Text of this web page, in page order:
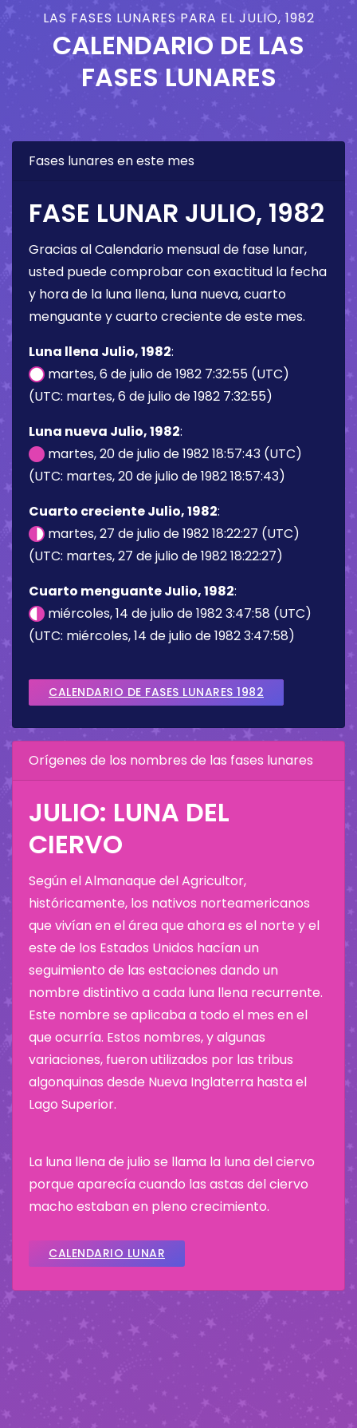
LAS FASES LUNARES PARA EL JULIO, 1982
CALENDARIO DE LAS
FASES LUNARES
Fases lunares en este mes
FASE LUNAR JULIO, 1982
Gracias al Calendario mensual de fase lunar,
usted puede comprobar con exactitud la fecha
y hora de la luna llena, luna nueva, cuarto
menguante y cuarto creciente de este mes.
Luna llena Julio, 1982:
martes, 6 de julio de 1982 7:32:55 (UTC)
(UTC: martes, 6 de julio de 1982 7:32:55)
Luna nueva Julio, 1982:
martes, 20 de julio de 1982 18:57:43 (UTC)
(UTC: martes, 20 de julio de 1982 18:57:43)
Cuarto creciente Julio, 1982:
martes, 27 de julio de 1982 18:22:27 (UTC)
(UTC: martes, 27 de julio de 1982 18:22:27)
Cuarto menguante Julio, 1982:
miércoles, 14 de julio de 1982 3:47:58 (UTC)
(UTC: miércoles, 14 de julio de 1982 3:47:58)
CALENDARIO DE FASES LUNARES 1982
Orígenes de los nombres de las fases lunares
JULIO: LUNA DEL
CIERVO
Según el Almanaque del Agricultor,
históricamente, los nativos norteamericanos
que vivían en el área que ahora es el norte y el
este de los Estados Unidos hacían un
seguimiento de las estaciones dando un
nombre distintivo a cada luna llena recurrente.
Este nombre se aplicaba a todo el mes en el
que ocurría. Estos nombres, y algunas
variaciones, fueron utilizados por las tribus
algonquinas desde Nueva Inglaterra hasta el
Lago Superior.
La luna llena de julio se llama la luna del ciervo
porque aparecía cuando las astas del ciervo
macho estaban en pleno crecimiento.
CALENDARIO LUNAR